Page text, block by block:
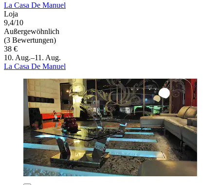
La Casa De Manuel
Loja
9,4/10
Außergewöhnlich
(3 Bewertungen)
38 €
10. Aug.–11. Aug.
La Casa De Manuel